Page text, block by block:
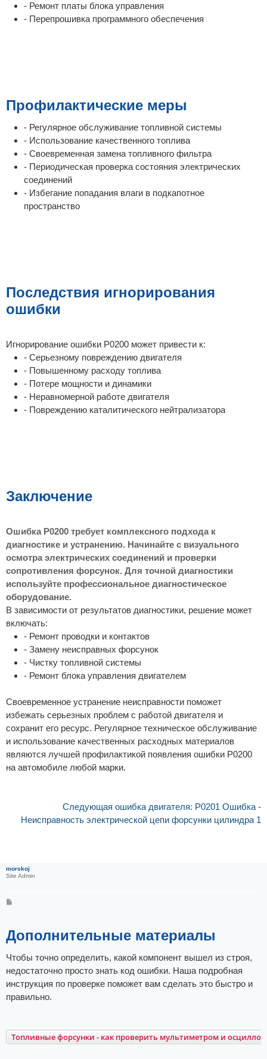
- Ремонт платы блока управления
- Перепрошивка программного обеспечения
Профилактические меры
- Регулярное обслуживание топливной системы
- Использование качественного топлива
- Своевременная замена топливного фильтра
- Периодическая проверка состояния электрических
соединений
- Избегание попадания влаги в подкапотное
пространство
Последствия игнорирования
ошибки
Игнорирование ошибки P0200 может привести к:
- Серьезному повреждению двигателя
- Повышенному расходу топлива
- Потере мощности и динамики
- Неравномерной работе двигателя
- Повреждению каталитического нейтрализатора
Заключение
Ошибка P0200 требует комплексного подхода к
диагностике и устранению. Начинайте с визуального
осмотра электрических соединений и проверки
сопротивления форсунок. Для точной диагностики
используйте профессиональное диагностическое
оборудование.
В зависимости от результатов диагностики, решение может
включать:
- Ремонт проводки и контактов
- Замену неисправных форсунок
- Чистку топливной системы
- Ремонт блока управления двигателем
Своевременное устранение неисправности поможет
избежать серьезных проблем с работой двигателя и
сохранит его ресурс. Регулярное техническое обслуживание
и использование качественных расходных материалов
являются лучшей профилактикой появления ошибки P0200
на автомобиле любой марки.
Следующая ошибка двигателя: P0201 Ошибка -
Неисправность электрической цепи форсунки цилиндра 1
morskoj
Site Admin
щ
е
н
е
Дополнительные материалы
Чтобы точно определить, какой компонент вышел из строя,
недостаточно просто знать код ошибки. Наша подробная
инструкция по проверке поможет вам сделать это быстро и
правильно.
Топливные форсунки - как проверить мультиметром и